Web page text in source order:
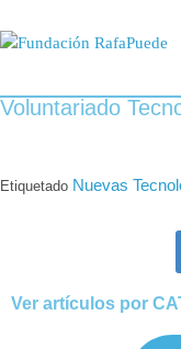
Voluntariado
Etiquetado Nuevas
Ver artículos por